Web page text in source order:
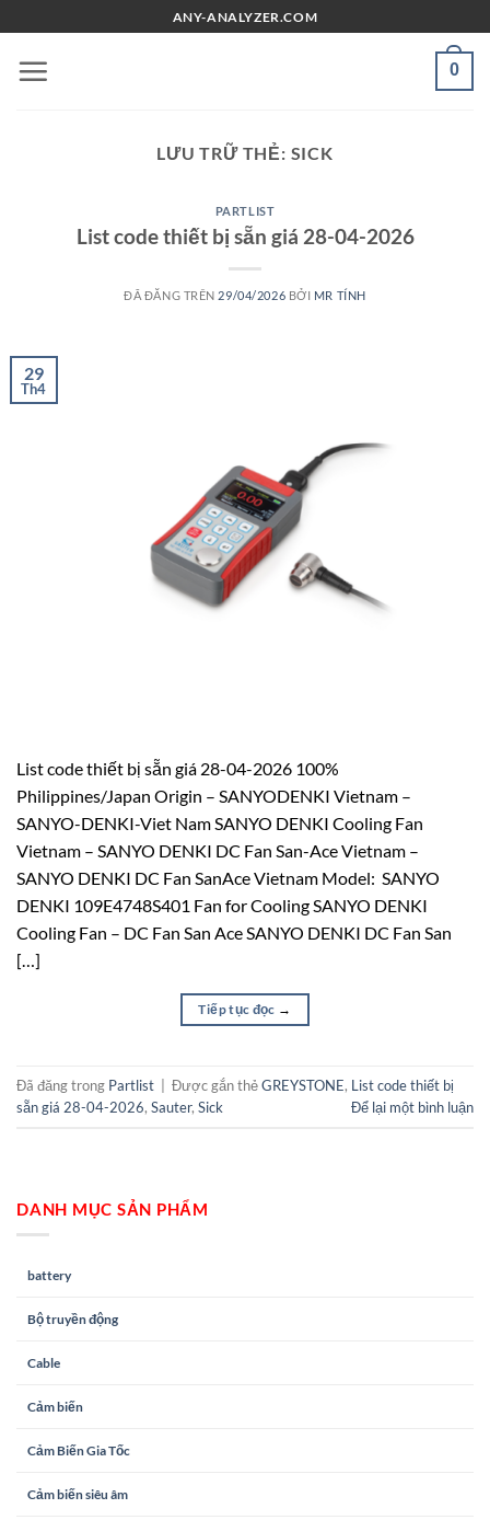
đến
nội
ANY-ANALYZER.COM
0
LƯU TRỮ THẺ: SICK
PARTLIST
List code thiết bị sẵn giá 28-04-2026
ĐÃ ĐĂNG TRÊN 29/04/2026 BỞI MR TÍNH
29
Th4
List code thiết bị sẵn giá 28-04-2026 100%
Philippines/Japan Origin – SANYODENKI Vietnam –
SANYO-DENKI-Viet Nam SANYO DENKI Cooling Fan
Vietnam – SANYO DENKI DC Fan San-Ace Vietnam –
SANYO DENKI DC Fan SanAce Vietnam Model: SANYO
DENKI 109E4748S401 Fan for Cooling SANYO DENKI
Cooling Fan – DC Fan San Ace SANYO DENKI DC Fan San
[…]
Tiếp tục đọc →
Đã đăng trong Partlist Được gắn thẻGREYSTONE, List code thiết bị
sẵn giá 28-04-2026, Sauter, Sick Để lại một bình luận
DANH MỤC SẢN PHẨM
battery
Bộ truyền động
Cable
Cảm biến
Cảm Biến Gia Tốc
Cảm biến siêu âm